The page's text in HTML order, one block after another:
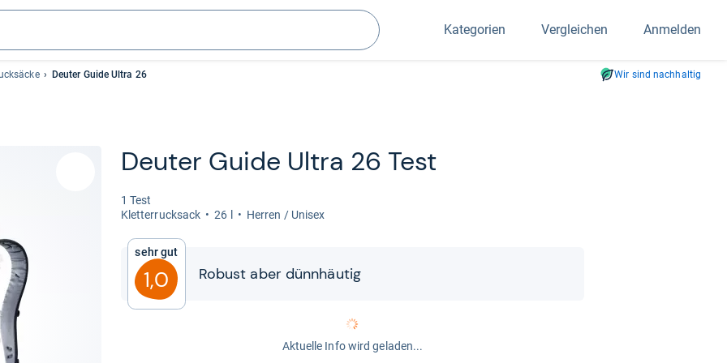
Suchen
Kategorien Vergleichen Anmelden
Deuter Guide Ultra 26 Wir sind nachhaltig
Deu­ter Guide Ultra 26 Test
1 Test
Klet­ter­ruck­sack
26 l Her­ren / Uni­sex
Sehr gut
1,0 Robust aber dünn­häu­tig
Aktuelle Info wird geladen...